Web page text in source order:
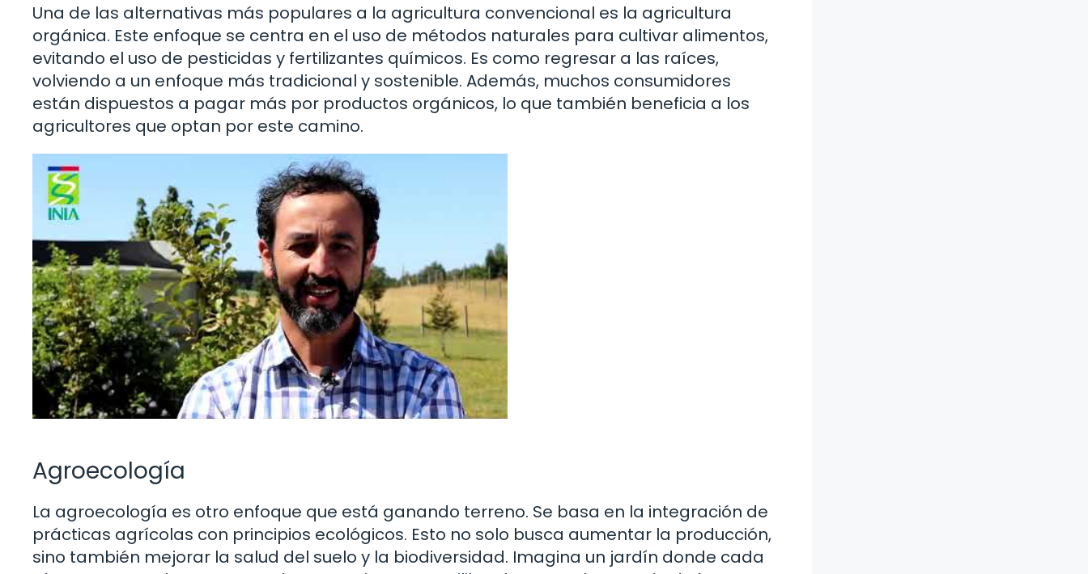
Una de las alternativas más populares a la agricultura convencional es la agricultura
orgánica. Este enfoque se centra en el uso de métodos naturales para cultivar alimentos,
evitando el uso de pesticidas y fertilizantes químicos. Es como regresar a las raíces,
volviendo a un enfoque más tradicional y sostenible. Además, muchos consumidores
están dispuestos a pagar más por productos orgánicos, lo que también beneficia a los
agricultores que optan por este camino.
Agroecología
La agroecología es otro enfoque que está ganando terreno. Se basa en la integración de
prácticas agrícolas con principios ecológicos. Esto no solo busca aumentar la producción,
sino también mejorar la salud del suelo y la biodiversidad. Imagina un jardín donde cada